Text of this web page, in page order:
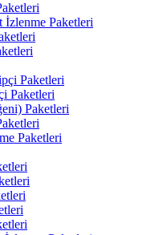
İzlenme Paketleri
Paketleri
Paketleri
Paketleri
Paketleri